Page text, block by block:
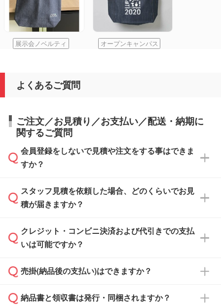
展示会ノベルティ オープンキャンパス
よくあるご質問
ご注文／お見積り／お支払い／配送・納期に
関するご質問
会員登録をしないで見積や注文をする事はできま
すか？
可能です。見積・注文フォームにて『ゲストの
まま進む』ボタンからお進みのうえ、ご依頼く
スタッフ見積を依頼した場合、どのくらいでお見
積が届きますか？
通常、翌営業日までにお送りしております。混
雑状況によっては、お時間をいただくこともご
依頼いただいた場合は、翌営業日以降のご連絡
クレジット・コンビニ決済および代引きでの支払
いは可能ですか？
銀行振込のみのご対応となります。
売掛(納品後の支払い)はできますか？
基本的には先入金をお願いしておりますが、自
納品書と領収書は発行・同梱されますか？